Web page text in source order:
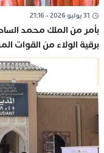
31 يوليو 2026 - 21:16
بأمر من الملك محمد
برقية الولاء من القوات